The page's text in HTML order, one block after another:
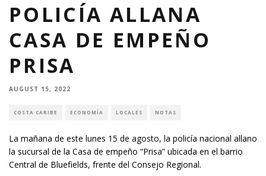
POLICÍA ALLANA
CASA DE EMPEÑO
PRISA
AUGUST 15, 2022
COSTA CARIBE ECONOMÍA LOCALES NOTAS
La mañana de este lunes 15 de agosto, la policía nacional allano
la sucursal de la Casa de empeño “Prisa” ubicada en el barrio
Central de Bluefields, frente del Consejo Regional.